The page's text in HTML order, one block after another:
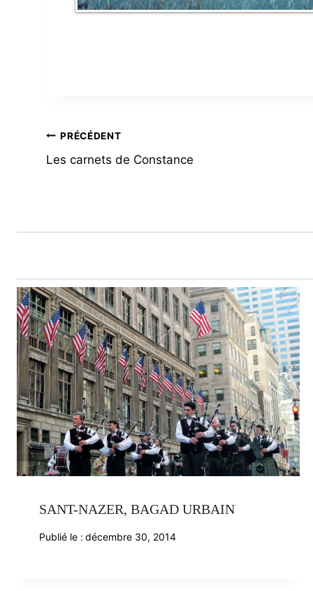
NAVIGATION
DE
PRÉCÉDENT
Les carnets de Constance
SANT-NAZER, BAGAD URBAIN
Publié le : décembre 30, 2014